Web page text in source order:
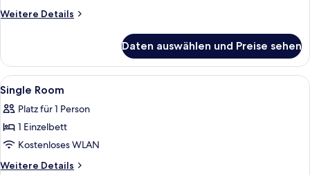
Weitere Details
Weitere
Suite,
Schlafzimmer
Daten auswählen und Preise sehen
Alle
Fotos
für
Single
Room
anzeigen
Schreibtisch, schallisolierte Zimmer,
1
Single Room
Platz für 1 Person
1 Einzelbett
Kostenloses WLAN
Weitere Details
Weitere